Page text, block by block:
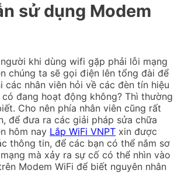
sử dụng Modem
khi dùng wifi gặp phải lỗi mạng
chúng ta sẽ gọi điện lên tổng đài để
các nhân viên hỏi về các đèn tín hiệu
đang hoạt động không? Thì thường
Cho nên phía nhân viên cũng rất
để đưa ra các giải pháp sửa chữa
hôm nay Lắp WiFi VNPT xin được
thông tin, để các bạn có thể nắm sơ
mà xảy ra sự cố có thể nhìn vào
Modem WiFi để biết nguyên nhân